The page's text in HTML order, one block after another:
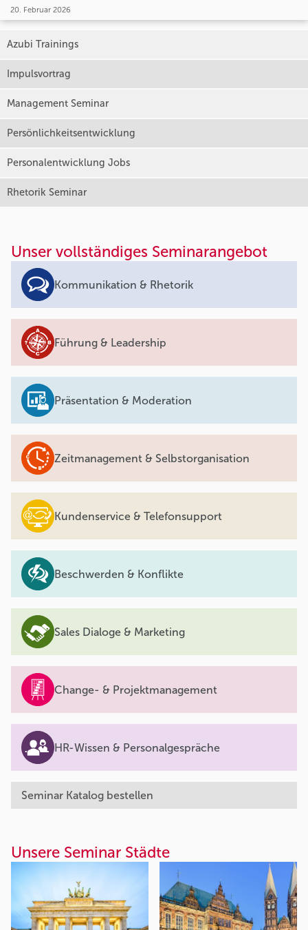
20. Februar 2026
Azubi Trainings
Impulsvortrag
Management Seminar
Persönlichkeitsentwicklung
Personalentwicklung Jobs
Rhetorik Seminar
Unser vollständiges Seminarangebot
Kommunikation & Rhetorik
Führung & Leadership
Präsentation & Moderation
Zeitmanagement & Selbstorganisation
Kundenservice & Telefonsupport
Beschwerden & Konflikte
Sales Dialoge & Marketing
Change- & Projektmanagement
HR-Wissen & Personalgespräche
Seminar Katalog bestellen
Unsere Seminar Städte